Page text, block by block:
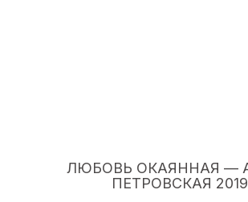
ЛЮБОВЬ ОКАЯННАЯ —
ПЕТРОВСКАЯ 2019